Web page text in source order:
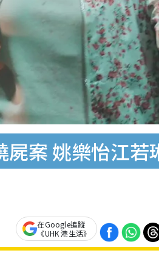
案 姚樂怡江
在Google追蹤
《UHK 港生活》